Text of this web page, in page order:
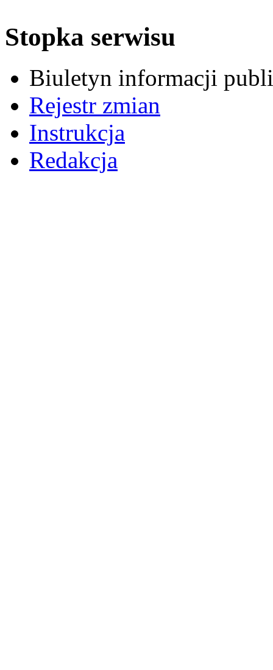
Stopka serwisu
Biuletyn informacji
Rejestr zmian
Instrukcja
Redakcja